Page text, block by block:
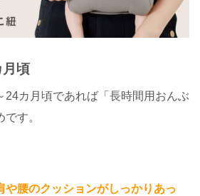
頃
24カ月頃であれば「長時間用おんぶ
す。
や腰のクッションがしっかりあっ